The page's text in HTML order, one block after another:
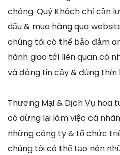
chóng. Quý Khách chỉ cần
dấu & mua hàng qua
chúng tôi có thể bảo đảm
hành giao tới liên quan có
và đáng tin cậy & đúng thời
Thương Mại & Dịch Vụ hoa
có dừng lại làm việc cá
những công ty & tổ chức
chúng tôi có thể tạo nên